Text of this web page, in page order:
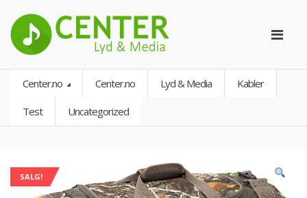
Center.no Center.no Lyd & Media Kabler
Test Uncategorized
SALG!